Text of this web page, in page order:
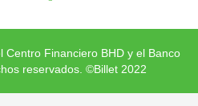
Centro Financiero BHD y el Banco
reservados. ©Billet 2022